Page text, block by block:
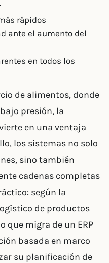
rápidos
ante el aumento del
en todos los
de alimentos, donde
presión, la
en una ventaja
los sistemas no solo
sino también
cadenas completas
según la
de productos
que migra de un ERP
basada en marco
su planificación de